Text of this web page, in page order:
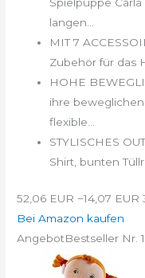
langen...
MIT 7
Zubehör für das
HOHE
ihre
flexible...
STYLISCHES
Shirt, bunten
52,06 EUR −14,07 EUR
Bei Amazon kaufen
AngebotBestseller Nr.